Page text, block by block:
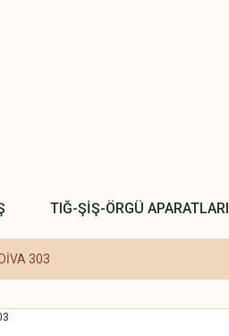
TIĞ-ŞİŞ-ÖRGÜ APARATLARI
303